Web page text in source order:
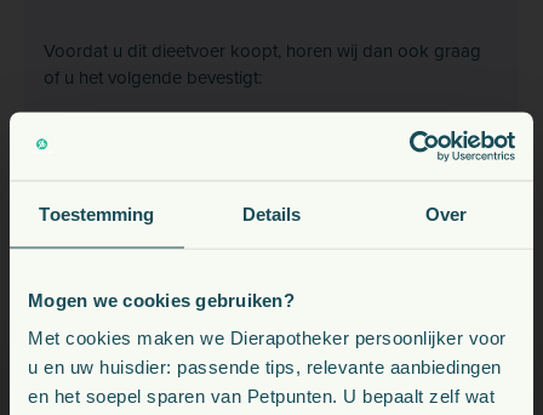
Toestemming Details Over
Mogen we cookies gebruiken?
Met cookies maken we Dierapotheker persoonlijker voor
u en uw huisdier: passende tips, relevante aanbiedingen
en het soepel sparen van Petpunten. U bepaalt zelf wat
Voordat u dit dieetvoer koopt, horen wij dan ook graag
of u het volgende bevestigt:
Een dierenarts heeft mijn huisdier onderzocht en op
basis van zijn diagnose dit dieetvoer aanbevolen.
maanden advies vraag aan mijn dierenarts over het
gebruik van deze voeding bij mijn huisdier.
manier zou verslechteren dan vraag ik mijn dierenarts
direct om advies.
Kies uw land: